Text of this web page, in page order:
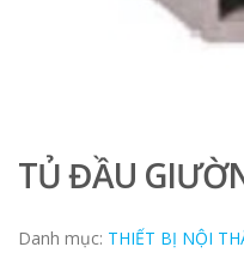
TỦ ĐẦU
Danh mục: THIẾT BỊ NỘI